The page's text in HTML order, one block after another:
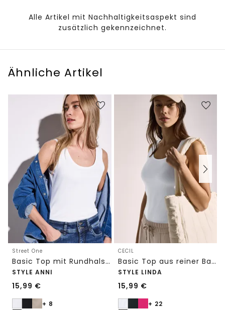
Alle Artikel mit Nachhaltigkeitsaspekt sind
zusätzlich gekennzeichnet.
Ähnliche Artikel
Street One
Basic Top mit Rundhals in Unifarbe
STYLE ANNI
15,99 €
+ 8
CECIL
Basic Top aus reiner Baumwolle
STYLE LINDA
15,99 €
+ 22